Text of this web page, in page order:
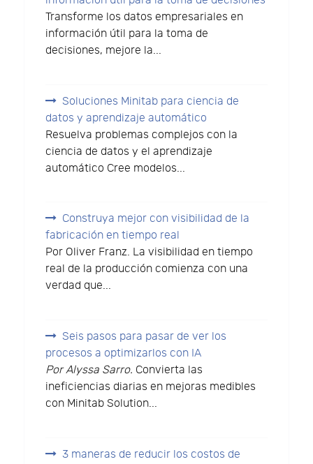
Transforme los datos empresariales en
información útil para la toma de
decisiones, mejore la...
Soluciones Minitab para ciencia de
datos y aprendizaje automático
Resuelva problemas complejos con la
ciencia de datos y el aprendizaje
automático Cree modelos...
Construya mejor con visibilidad de la
fabricación en tiempo real
Por Oliver Franz. La visibilidad en tiempo
real de la producción comienza con una
verdad que...
Seis pasos para pasar de ver los
procesos a optimizarlos con IA
Por Alyssa Sarro. Convierta las
ineficiencias diarias en mejoras medibles
con Minitab Solution...
3 maneras de reducir los costos de